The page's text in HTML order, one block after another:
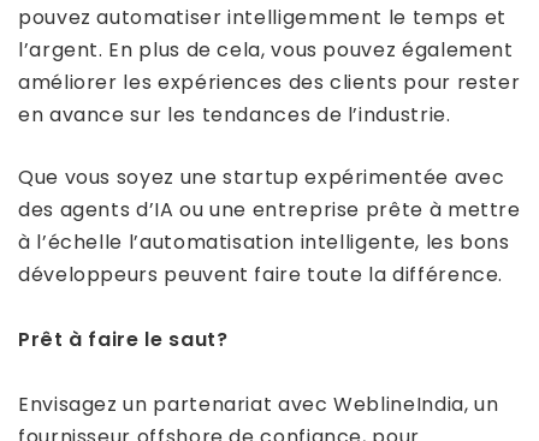
pouvez automatiser intelligemment le temps et
l’argent. En plus de cela, vous pouvez également
améliorer les expériences des clients pour rester
en avance sur les tendances de l’industrie.
Que vous soyez une startup expérimentée avec
des agents d’IA ou une entreprise prête à mettre
à l’échelle l’automatisation intelligente, les bons
développeurs peuvent faire toute la différence.
Prêt à faire le saut?
Envisagez un partenariat avec WeblineIndia, un